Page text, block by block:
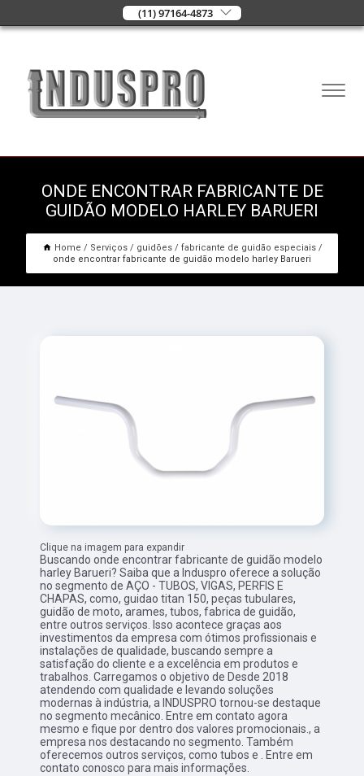
(11) 97164-4873
ONDE ENCONTRAR FABRICANTE DE
GUIDÃO MODELO HARLEY BARUERI
Home Serviços guidões
fabricante de guidão especiais
onde encontrar fabricante de guidão modelo harley Barueri
Clique na imagem para expandir
Buscando onde encontrar fabricante de guidão modelo
harley Barueri? Saiba que a Induspro oferece a solução
no segmento de AÇO - TUBOS, VIGAS, PERFIS E
CHAPAS, como, guidao titan 150, peças tubulares,
guidão de moto, arames, tubos, fabrica de guidão,
entre outros serviços. Isso acontece graças aos
investimentos da empresa com ótimos profissionais e
instalações de qualidade, buscando sempre a
satisfação do cliente e a excelência em produtos e
trabalhos. Carregamos o objetivo de Desde 2018
atendendo com qualidade e levando soluções
modernas à indústria, a INDUSPRO tornou-se destaque
no segmento mecânico. Entre em contato agora
mesmo e fique por dentro dos valores promocionais., a
empresa nos destacando no segmento. Também
oferecemos outros serviços, como tubos e . Entre em
contato conosco para mais informações.